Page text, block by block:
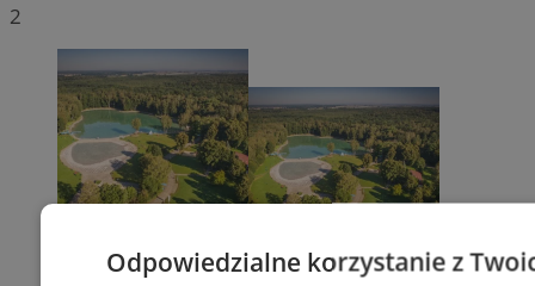
2
Odpowiedzialne korzystanie z